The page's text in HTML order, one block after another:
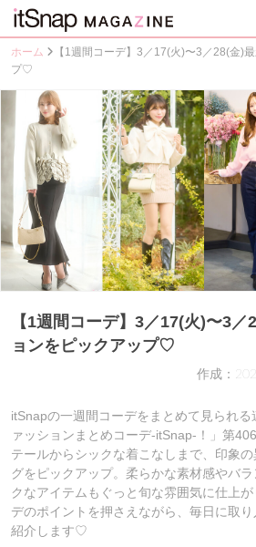
ホーム
【1週間コーデ】3／17(火)〜3／28(金)
プ♡
【1週間コーデ】3／17(火)〜3
ョンをピックアップ♡
作成：
itSnapの一週間コーデをまとめて見られ
ァッションまとめコーデ-itSnap-！」第
テールからシックな着こなしまで、印象
グをピックアップ。柔らかな素材感やバ
クなアイテムもぐっと旬な雰囲気に仕上
デのポイントを押さえながら、毎日に取
紹介します♡